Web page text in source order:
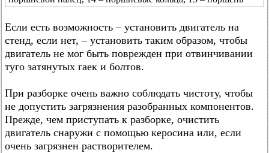
Если есть возможность – установить двигатель на
стенд, если нет, – установить таким образом, чтобы
двигатель не мог быть поврежден при отвинчивании
туго затянутых гаек и болтов.
При разборке очень важно соблюдать чистоту, чтобы
не допустить загрязнения разобранных компонентов.
Прежде, чем приступать к разборке, очистить
двигатель снаружи с помощью керосина или, если
очень загрязнен растворителем.